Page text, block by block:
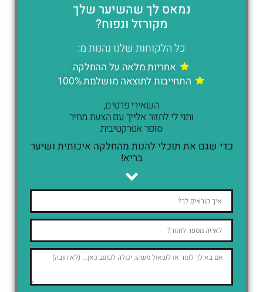
נמאס לך שהשיער שלך
מקורזל ונפוח?
כל הלקוחות שלנו נהנות מ:
אחריות מלאה על ההחלקה
התחייבות לתוצאה מושלמת 100%
השאירי פרטים,
ותני לי לחזור אלייך עם הצעת מחיר
סופר אטרקטיבית
כדי שגם את תוכלי להנות מהחלקה איכותית ושיער
בריא!